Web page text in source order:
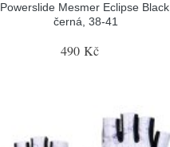
Powerslide Mesmer Eclipse Black,
černá, 38-41
490 Kč